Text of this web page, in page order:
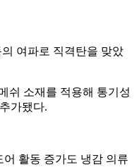
여파로 직격탄을 맞았
쉬 소재를 적용해 통기성
가됐다.
활동 증가도 냉감 의류